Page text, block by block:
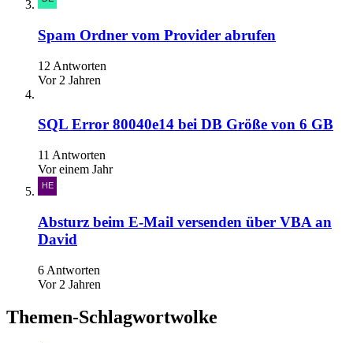
Spam Ordner vom Provider abrufen
12 Antworten
Vor 2 Jahren
SQL Error 80040e14 bei DB Größe von 6 GB
11 Antworten
Vor einem Jahr
Absturz beim E-Mail versenden über VBA an
David
6 Antworten
Vor 2 Jahren
Themen-Schlagwortwolke